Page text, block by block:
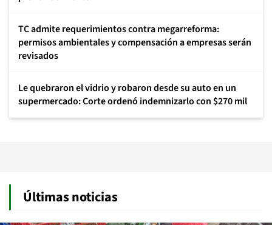
TC admite requerimientos contra megarreforma:
permisos ambientales y compensación a empresas serán
revisados
Le quebraron el vidrio y robaron desde su auto en un
supermercado: Corte ordenó indemnizarlo con $270 mil
Últimas noticias